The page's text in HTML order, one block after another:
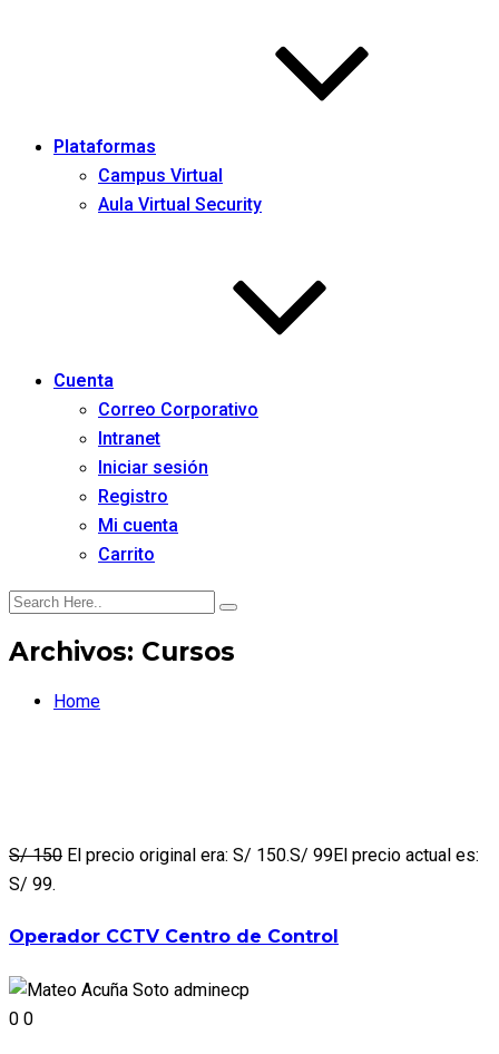
Plataformas
Campus Virtual
Aula Virtual Security
Cuenta
Correo Corporativo
Intranet
Iniciar sesión
Registro
Mi cuenta
Carrito
Archivos: Cursos
Home
S/ 150 El precio original era: S/ 150.S/ 99El precio actual es:
S/ 99.
Operador CCTV Centro de Control
adminecp
0 0